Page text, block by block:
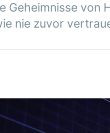
Geheimnisse von
nie zuvor